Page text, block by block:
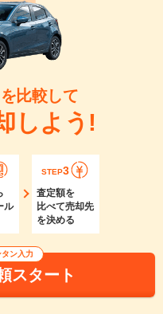
比較して
しよう!
ル
STEP3
査定額を
比べて売却先
を決める
ン入力
スタート